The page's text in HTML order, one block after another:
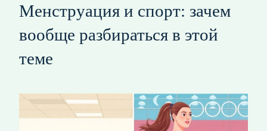
Менструация и спорт: зачем
вообще разбираться в этой
теме